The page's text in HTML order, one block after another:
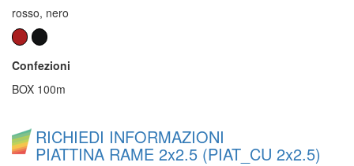
rosso, nero
Confezioni
BOX 100m
RICHIEDI INFORMAZIONI
PIATTINA RAME 2x2.5 (PIAT_CU 2x2.5)